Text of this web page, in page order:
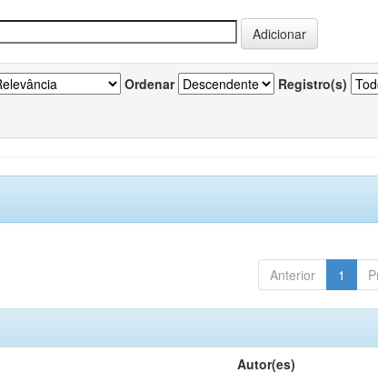
Ordenar Registro(s)
Anterior 1
Autor(es)